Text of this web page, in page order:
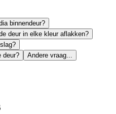
binnendeur?
deur in elke kleur aflakken?
deur?
Andere vraag...